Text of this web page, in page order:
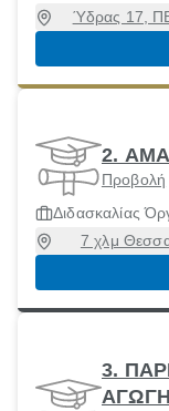
Ύδρας 17,
2.
Προβολή
Διδασκαλίας
7 χλμ
3.